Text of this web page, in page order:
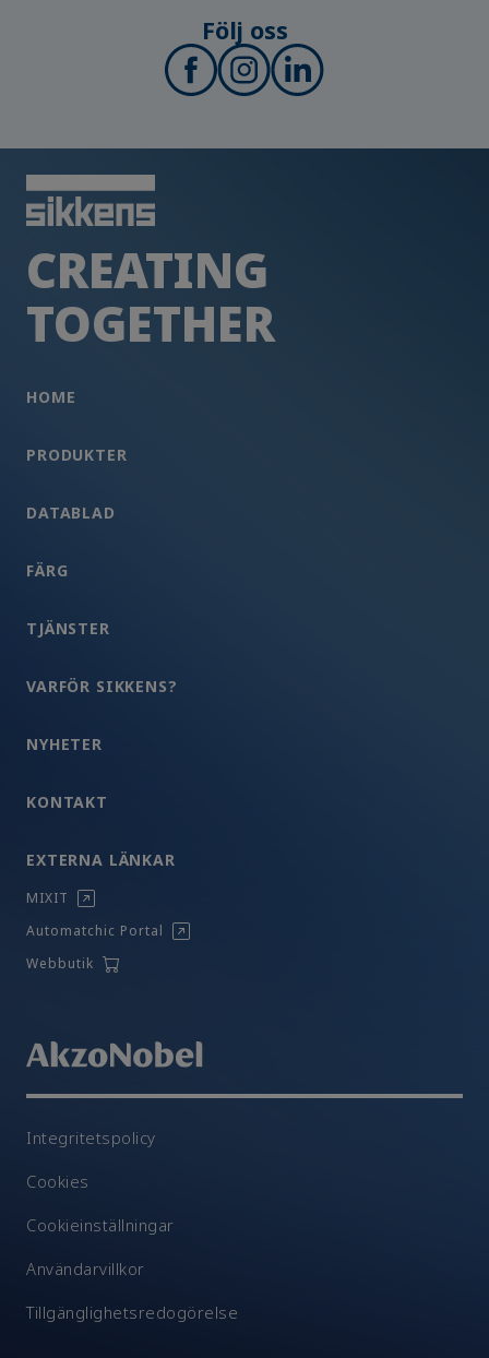
Följ oss
CREATING
TOGETHER
HOME
PRODUKTER
DATABLAD
FÄRG
TJÄNSTER
VARFÖR SIKKENS?
NYHETER
KONTAKT
EXTERNA LÄNKAR
MIXIT
Automatchic Portal
Webbutik
Integritetspolicy
Cookies
Cookieinställningar
Användarvillkor
Tillgänglighetsredogörelse